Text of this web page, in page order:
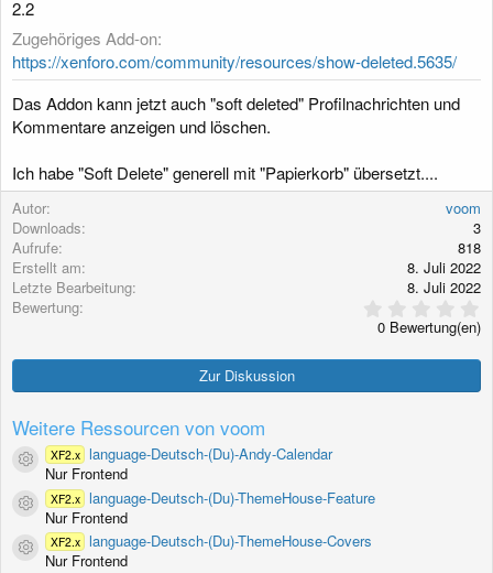
t
e
l
l
n
2.2
Zugehöriges Add-on
https://xenforo.com/community/resources/show-deleted.5635/
Das Addon kann jetzt auch "soft deleted" Profilnachrichten und
Kommentare anzeigen und löschen.
Ich habe "Soft Delete" generell mit "Papierkorb" übersetzt....
Autor
voom
Downloads
3
Aufrufe
818
Erstellt am
8. Juli 2022
Letzte Bearbeitung
8. Juli 2022
Bewertung
,
0
t
0 Bewertung(en)
Zur Diskussion
Weitere Ressourcen von voom
Ressourcen-Icon
XF2.x language-Deutsch-(Du)-Andy-Calendar
Nur Frontend
Ressourcen-Icon
XF2.x language-Deutsch-(Du)-ThemeHouse-Feature
Nur Frontend
Ressourcen-Icon
XF2.x language-Deutsch-(Du)-ThemeHouse-Covers
Nur Frontend